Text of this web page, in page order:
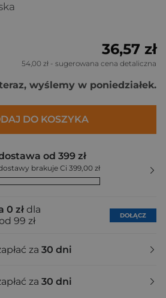
36,57 zł
54,00 zł - sugerowana cena detaliczna
wyślemy w poniedziałek.
DO KOSZYKA
od 399 zł
brakuje Ci 399,00 zł
0 zł dla
99 zł
DOŁĄCZ
za 30 dni
za 30 dni